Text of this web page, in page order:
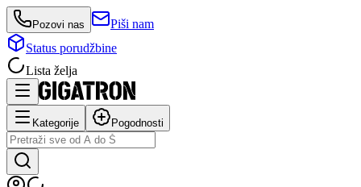
Pozovi nas
Piši nam
Status porudžbine
Lista želja
Kategorije Pogodnosti